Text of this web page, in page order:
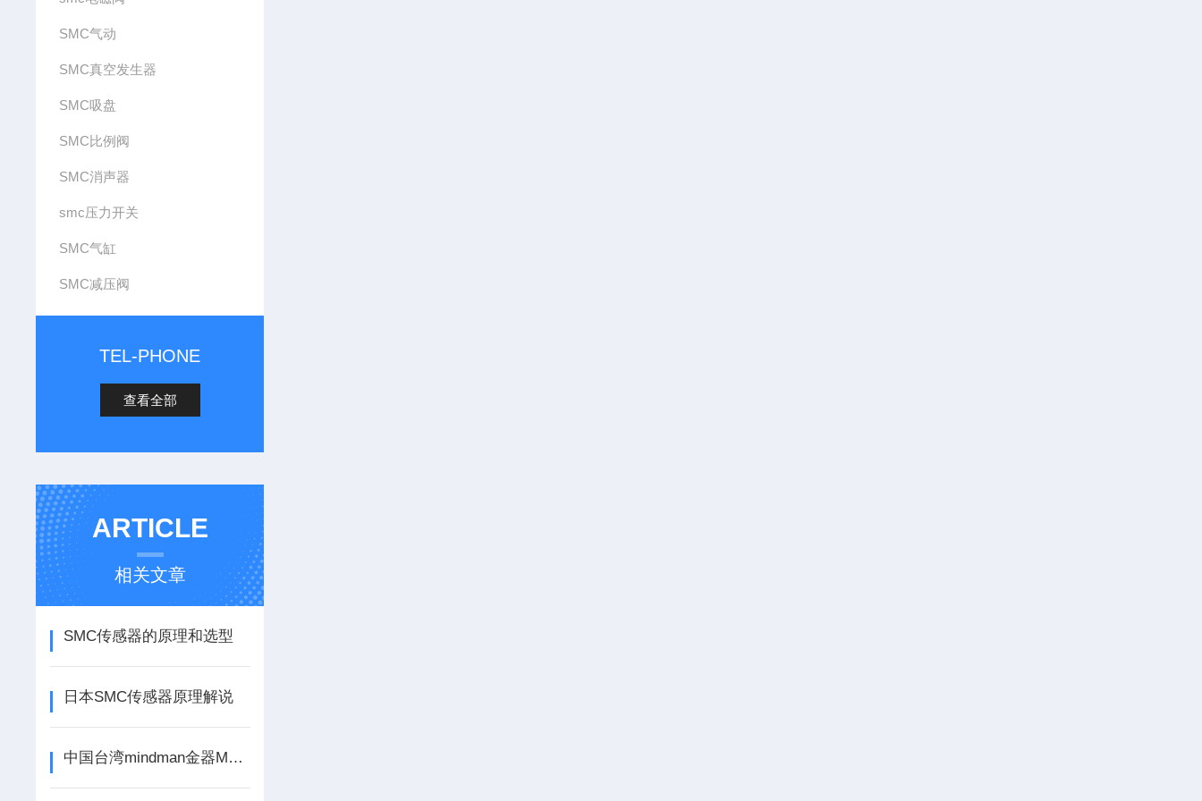
SMC气动
SMC真空发生器
SMC吸盘
SMC比例阀
SMC消声器
smc压力开关
SMC气缸
SMC减压阀
TEL-PHONE
查看全部
ARTICLE
相关文章
SMC传感器的原理和选型
日本SMC传感器原理解说
中国台湾mindman金器MVSC1/MVSP 节能电磁阀